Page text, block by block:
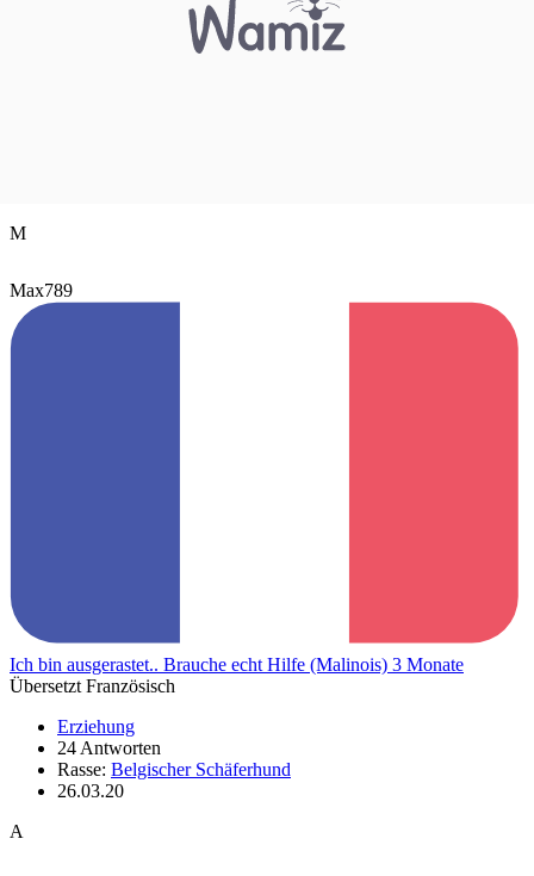
M
Max789
Ich bin ausgerastet.. Brauche echt Hilfe (Malinois) 3 Monate
Übersetzt Französisch
Erziehung
24 Antworten
Rasse: Belgischer Schäferhund
26.03.20
A